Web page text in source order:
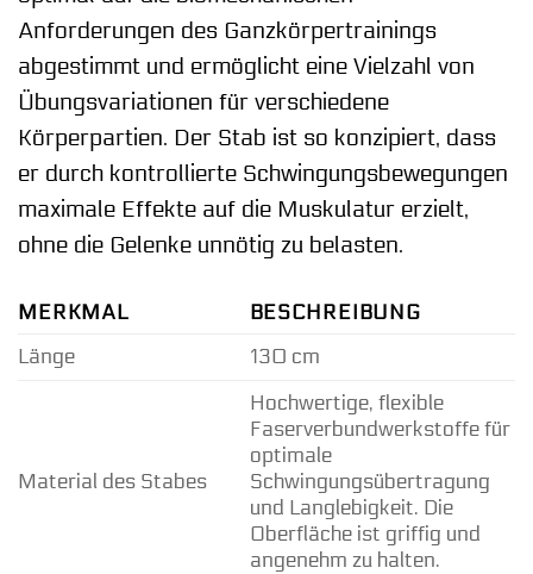
Anforderungen des Ganzkörpertrainings
abgestimmt und ermöglicht eine Vielzahl von
Übungsvariationen für verschiedene
Körperpartien. Der Stab ist so konzipiert, dass
er durch kontrollierte Schwingungsbewegungen
maximale Effekte auf die Muskulatur erzielt,
ohne die Gelenke unnötig zu belasten.
MERKMAL
BESCHREIBUNG
Länge
130 cm
Material des Stabes
Hochwertige, flexible
Faserverbundwerkstoffe für
optimale
Schwingungsübertragung
und Langlebigkeit. Die
Oberfläche ist griffig und
angenehm zu halten.